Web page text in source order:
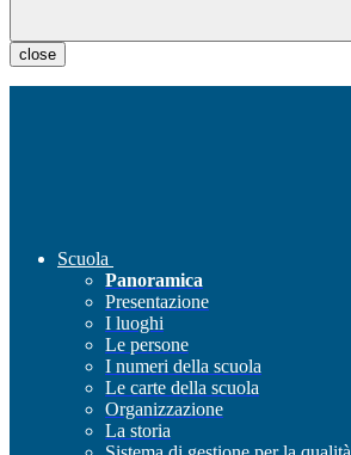
close
Scuola
Panoramica
Presentazione
I luoghi
Le persone
I numeri della scuola
Le carte della scuola
Organizzazione
La storia